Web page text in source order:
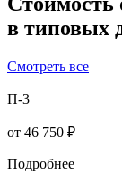
в типовых
Смотреть все
П-3
от 46 750 ₽
Подробнее